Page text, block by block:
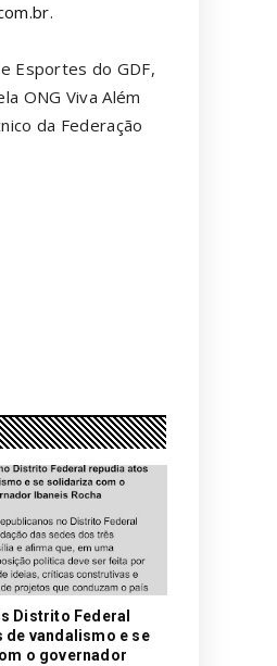
.
Esportes do GDF,
ONG Viva Além
da Federação
Distrito Federal
de vandalismo e se
o governador